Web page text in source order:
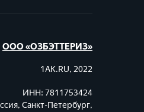
ООО «ОЗБЭТТЕРИЗ»
1AK.RU, 2022
ИНН: 7811753424
Санкт-Петербург,